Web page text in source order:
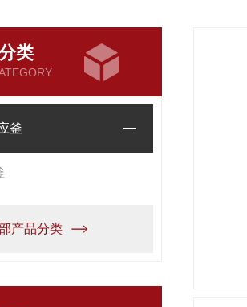
类
釜
产品分类